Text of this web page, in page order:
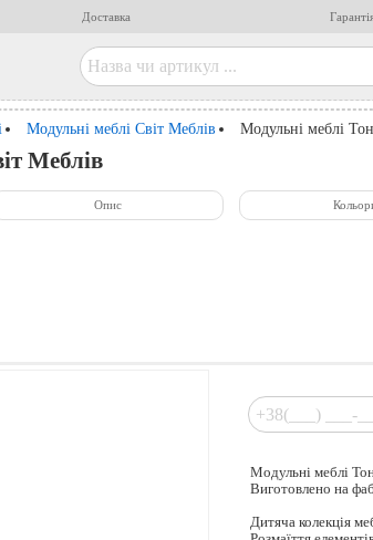
Доставка
Модульні меблі Світ Меблів Модульні меблі
Меблів
Опис
Модульні меблі
Виготовлено на
Дитяча колекція